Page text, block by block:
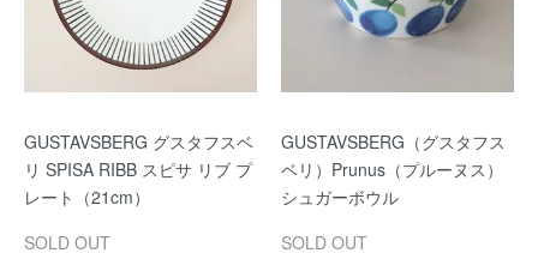
GUSTAVSBERG グスタフスベ
リ SPISA RIBB スピサ リブ プ
レート（21cm）
SOLD OUT
GUSTAVSBERG（グスタフス
ベリ）Prunus（プルーヌス）
シュガーボウル
SOLD OUT